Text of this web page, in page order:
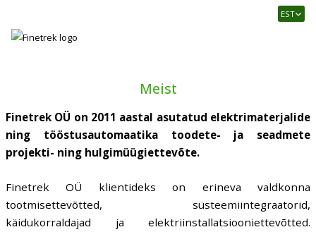
Usaldusväärne
tööstusautomaatika
pood
EST
Meist
Finetrek OÜ on 2011 aastal asutatud elektrimaterjalide
ning tööstusautomaatika toodete- ja seadmete
projekti- ning hulgimüügiettevõte.
Finetrek OÜ klientideks on erineva valdkonna
tootmisettevõtted, süsteemiintegraatorid,
käidukorraldajad ja elektriinstallatsiooniettevõtted.